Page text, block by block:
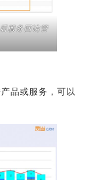
服务回访管
品或服务，可以